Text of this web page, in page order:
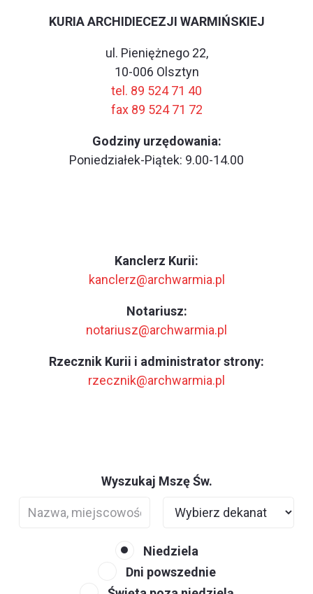
KURIA ARCHIDIECEZJI WARMIŃSKIEJ
ul. Pieniężnego 22,
10-006 Olsztyn
tel. 89 524 71 40
fax 89 524 71 72
Godziny urzędowania:
Poniedziałek-Piątek: 9.00-14.00
Kanclerz Kurii:
kanclerz@archwarmia.pl
Notariusz:
notariusz@archwarmia.pl
Rzecznik Kurii i administrator strony:
rzecznik@archwarmia.pl
Wyszukaj Mszę Św.
Niedziela
Dni powszednie